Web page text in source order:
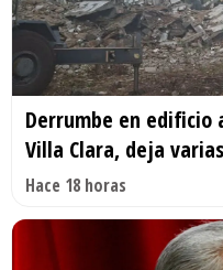
Derrumbe en edificio
Villa Clara, deja
Hace 18 horas